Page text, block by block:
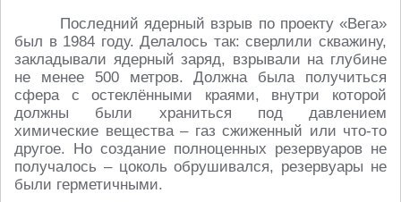
Последний ядерный взрыв по проекту «Вега»
был в 1984 году. Делалось так: сверлили скважину,
закладывали ядерный заряд, взрывали на глубине
не менее 500 метров. Должна была получиться
сфера с остеклёнными краями, внутри которой
должны были храниться под давлением
химические вещества – газ сжиженный или что-то
другое. Но создание полноценных резервуаров не
получалось – цоколь обрушивался, резервуары не
были герметичными.